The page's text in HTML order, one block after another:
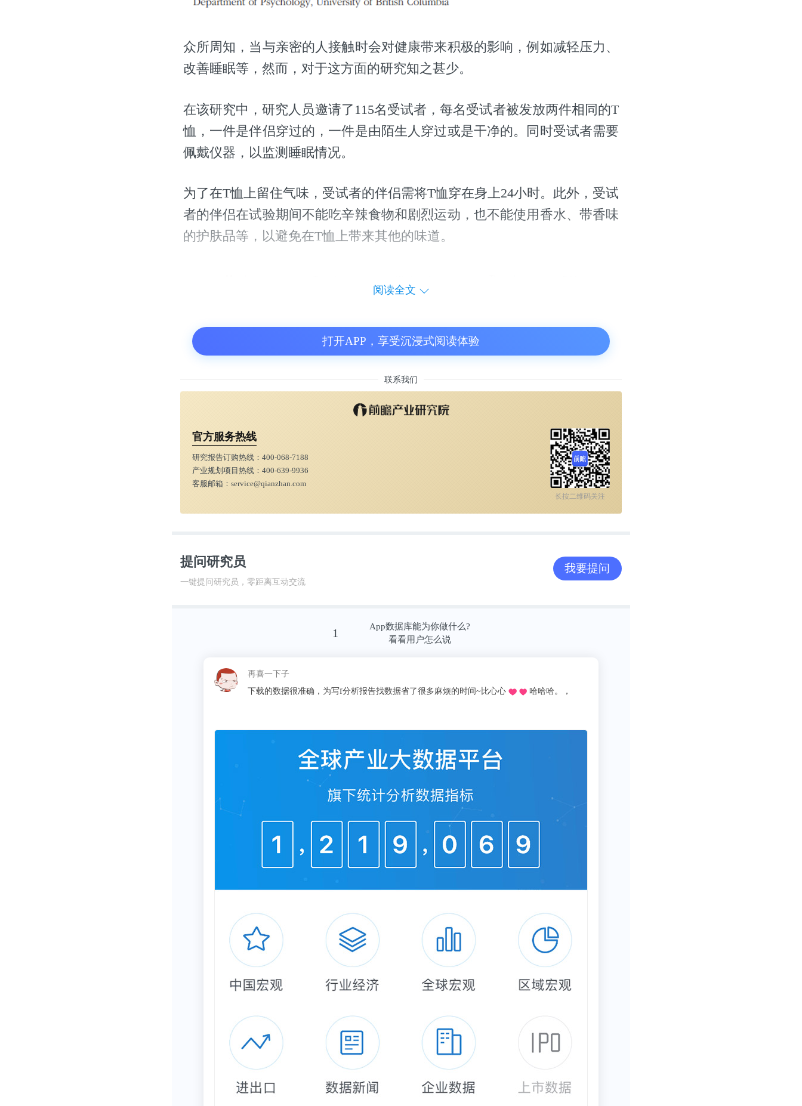
众所周知，当与亲密的人接触时会对健康带来积极的影响，例如减轻压力、
改善睡眠等，然而，对于这方面的研究知之甚少。
在该研究中，研究人员邀请了115名受试者，每名受试者被发放两件相同的T
恤，一件是伴侣穿过的，一件是由陌生人穿过或是干净的。同时受试者需要
佩戴仪器，以监测睡眠情况。
为了在T恤上留住气味，受试者的伴侣需将T恤穿在身上24小时。此外，受试
者的伴侣在试验期间不能吃辛辣食物和剧烈运动，也不能使用香水、带香味
的护肤品等，以避免在T恤上带来其他的味道。
睡眠程序时间表
现，那些被分配了伴侣穿过的T恤受试者中，70%睡眠质量有所提高，平均
质量也没有提高。
的人与提高睡眠质量有关。虽然大部分受试者并没有主动报告睡眠质量有所
提高，但经过分析仪器记录的数据来看，睡眠质量的确得到了提高。
目前还不清楚这其中的机制，但是这说明长期浪漫伴侣的陪伴与积极的健康
结果相关，如安全感、平静感和放松感，进而导致更好的睡眠。
最后，奉上“优质睡眠”基本要求，大家自己对号入座！
2、睡眠深，呼吸深长，不易被惊醒；
3、无起夜（包括上厕所排尿），或很少起夜（最多1次/晚）；醒后能继续
4、没有早醒（比自己正常晨起时间提前2小时）；
5、醒后很快忘记梦境，无惊梦（做噩梦）现象；
阅读全文
打开APP，享受沉浸式阅读体验
联系我们
官方服务热线
研究报告订购热线：400-068-7188
产业规划项目热线：400-639-9936
客服邮箱：service@qianzhan.com
长按二维码关注
提问研究员
一键提问研究员，零距离互动交流
我要提问
1
App数据库能为你做什么?
看看用户怎么说
这昵称我pick了
同学推荐的o，不用去图书馆在宿舍就可以看文献写论文啦，再也不用早起去扒位23333